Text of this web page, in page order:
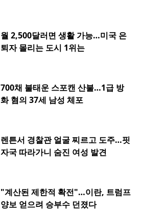
월 2,500달러면 생활 가능…미국 은
퇴자 몰리는 도시 1위는
700채 불태운 스포캔 산불…1급 방
화 혐의 37세 남성 체포
렌튼서 경찰관 얼굴 찌르고 도주…핏
자국 따라가니 숨진 여성 발견
"계산된 제한적 확전"…이란, 트럼프
양보 얻으려 승부수 던졌다